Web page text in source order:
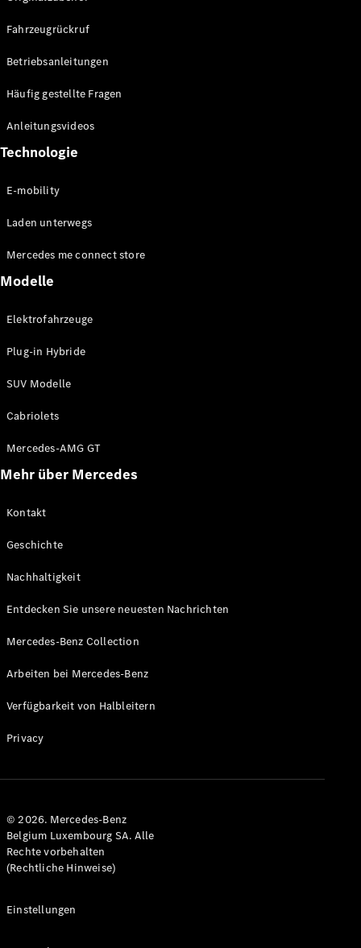
Fahrzeugrückruf
Betriebsanleitungen
Häufig gestellte Fragen
Anleitungsvideos
Technologie
E-mobility
Laden unterwegs
Mercedes me connect store
Modelle
Elektrofahrzeuge
Plug-in Hybride
SUV Modelle
Cabriolets
Mercedes-AMG GT
Mehr über Mercedes
Kontakt
Geschichte
Nachhaltigkeit
Entdecken Sie unsere neuesten Nachrichten
Mercedes-Benz Collection
Arbeiten bei Mercedes-Benz
Verfügbarkeit von Halbleitern
Privacy
© 2026. Mercedes-Benz
Belgium Luxembourg SA. Alle
Rechte vorbehalten
(Rechtliche Hinweise)
Einstellungen